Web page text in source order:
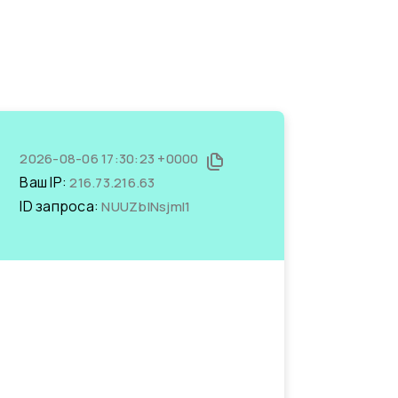
2026-08-06 17:30:23 +0000
Ваш IP:216.73.216.63
ID запроса:NUUZbINsjmI1